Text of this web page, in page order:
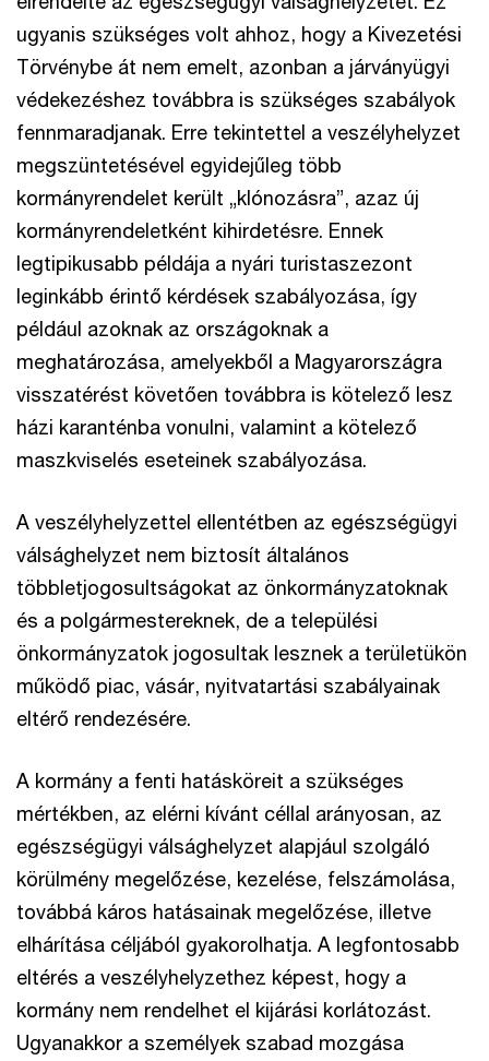
ugyanis szükséges volt ahhoz, hogy a Kivezetési
Törvénybe át nem emelt, azonban a járványügyi
védekezéshez továbbra is szükséges szabályok
fennmaradjanak. Erre tekintettel a veszélyhelyzet
megszüntetésével egyidejűleg több
kormányrendelet került „klónozásra”, azaz új
kormányrendeletként kihirdetésre. Ennek
legtipikusabb példája a nyári turistaszezont
leginkább érintő kérdések szabályozása, így
például azoknak az országoknak a
meghatározása, amelyekből a Magyarországra
visszatérést követően továbbra is kötelező lesz
házi karanténba vonulni, valamint a kötelező
maszkviselés eseteinek szabályozása.
A veszélyhelyzettel ellentétben az egészségügyi
válsághelyzet nem biztosít általános
többletjogosultságokat az önkormányzatoknak
és a polgármestereknek, de a települési
önkormányzatok jogosultak lesznek a területükön
működő piac, vásár, nyitvatartási szabályainak
eltérő rendezésére.
A kormány a fenti hatásköreit a szükséges
mértékben, az elérni kívánt céllal arányosan, az
egészségügyi válsághelyzet alapjául szolgáló
körülmény megelőzése, kezelése, felszámolása,
továbbá káros hatásainak megelőzése, illetve
elhárítása céljából gyakorolhatja. A legfontosabb
eltérés a veszélyhelyzethez képest, hogy a
kormány nem rendelhet el kijárási korlátozást.
Ugyanakkor a személyek szabad mozgása